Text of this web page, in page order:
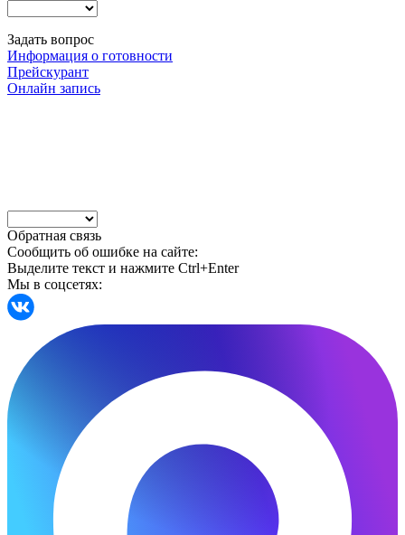
Задать вопрос
Информация о готовности
Прейскурант
Онлайн запись
Обратная связь
Сообщить об ошибке на сайте:
Выделите текст и нажмите Ctrl+Enter
Мы в соцсетях: